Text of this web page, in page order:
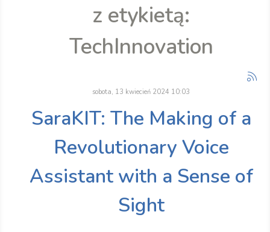
z etykietą:
TechInnovation
sobota, 13 kwiecień 2024 10:03
SaraKIT: The Making of a
Revolutionary Voice
Assistant with a Sense of
Sight